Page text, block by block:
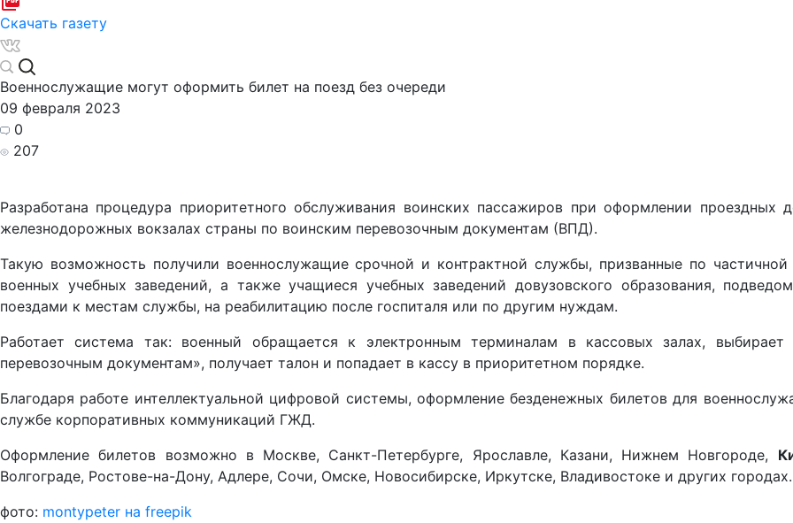
Скачать газету
Военнослужащие могут оформить билет на поезд без очереди
09 февраля 2023
0
207
Разработана процедура приоритетного обслуживания воинских пассажиров при оформлении проездных
железнодорожных вокзалах страны по воинским перевозочным документам (ВПД).
Такую возможность получили военнослужащие срочной и контрактной службы, призванные по
военных учебных заведений, а также учащиеся учебных заведений довузовского образования,
поездами к местам службы, на реабилитацию после госпиталя или по другим нуждам.
Работает система так: военный обращается к электронным терминалам в кассовых залах,
перевозочным документам», получает талон и попадает в кассу в приоритетном порядке.
Благодаря работе интеллектуальной цифровой системы, оформление безденежных билетов для
службе корпоративных коммуникаций ГЖД.
Оформление билетов возможно в Москве, Санкт-Петербурге, Ярославле, Казани, Нижнем Новгороде,
Волгограде, Ростове-на-Дону, Адлере, Сочи, Омске, Новосибирске, Иркутске, Владивостоке и других городах.
фото: montypeter на freepik